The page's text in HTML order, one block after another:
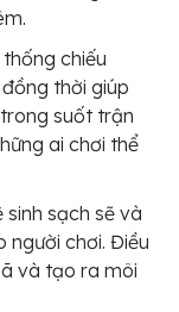
chiếu
thời giúp
suốt trận
ai chơi thể
sạch sẽ và
chơi. Điều
và tạo ra môi